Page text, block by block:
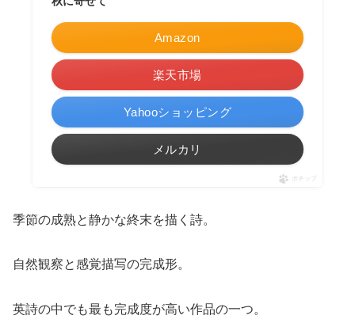
Amazon
楽天市場
Yahooショッピング
メルカリ
ポチップ
季節の成熟と静かな終末を描く詩。
自然観察と感覚描写の完成形。
英詩の中でも最も完成度が高い作品の一つ。